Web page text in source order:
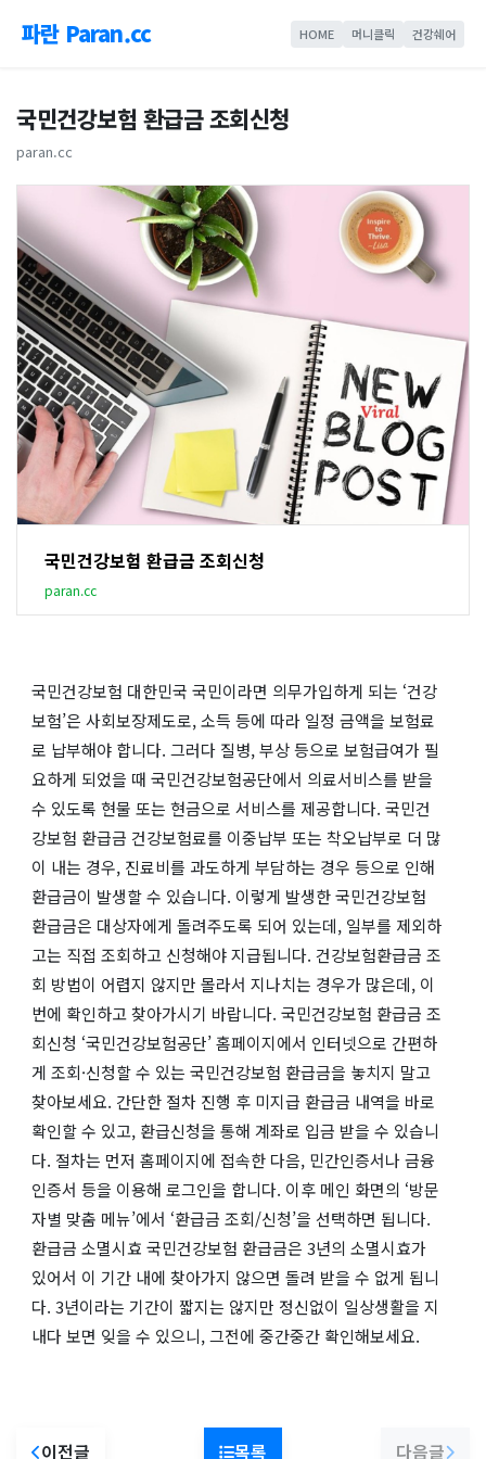
파란 Paran.cc HOME 머니클릭 건강쉐어
국민건강보험 환급금 조회신청
paran.cc
국민건강보험 환급금 조회신청
paran.cc
국민건강보험 대한민국 국민이라면 의무가입하게 되는 ‘건강
보험’은 사회보장제도로, 소득 등에 따라 일정 금액을 보험료
로 납부해야 합니다. 그러다 질병, 부상 등으로 보험급여가 필
요하게 되었을 때 국민건강보험공단에서 의료서비스를 받을
수 있도록 현물 또는 현금으로 서비스를 제공합니다. 국민건
강보험 환급금 건강보험료를 이중납부 또는 착오납부로 더 많
이 내는 경우, 진료비를 과도하게 부담하는 경우 등으로 인해
환급금이 발생할 수 있습니다. 이렇게 발생한 국민건강보험
환급금은 대상자에게 돌려주도록 되어 있는데, 일부를 제외하
고는 직접 조회하고 신청해야 지급됩니다. 건강보험환급금 조
회 방법이 어렵지 않지만 몰라서 지나치는 경우가 많은데, 이
번에 확인하고 찾아가시기 바랍니다. 국민건강보험 환급금 조
회신청 ‘국민건강보험공단’ 홈페이지에서 인터넷으로 간편하
게 조회·신청할 수 있는 국민건강보험 환급금을 놓치지 말고
찾아보세요. 간단한 절차 진행 후 미지급 환급금 내역을 바로
확인할 수 있고, 환급신청을 통해 계좌로 입금 받을 수 있습니
다. 절차는 먼저 홈페이지에 접속한 다음, 민간인증서나 금융
인증서 등을 이용해 로그인을 합니다. 이후 메인 화면의 ‘방문
자별 맞춤 메뉴’에서 ‘환급금 조회/신청’을 선택하면 됩니다.
환급금 소멸시효 국민건강보험 환급금은 3년의 소멸시효가
있어서 이 기간 내에 찾아가지 않으면 돌려 받을 수 없게 됩니
다. 3년이라는 기간이 짧지는 않지만 정신없이 일상생활을 지
내다 보면 잊을 수 있으니, 그전에 중간중간 확인해보세요.
이전글 목록 다음글